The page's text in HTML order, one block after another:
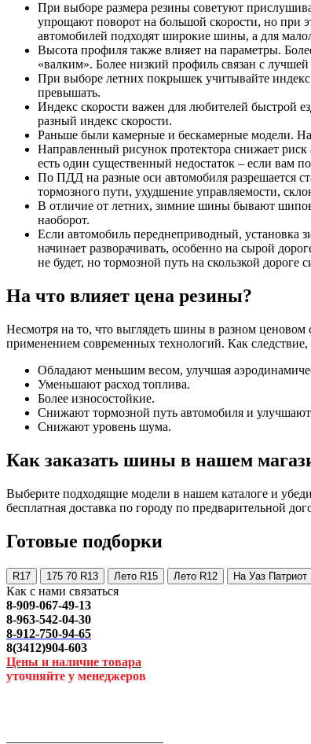
При выборе размера резины советуют
упрощают поворот на большой скорости, но при
автомобилей подходят широкие шины, а для
Высота профиля также влияет на параметры.
«валким». Более низкий профиль связан с
При выборе летних покрышек учитывайте индекс
превышать.
Индекс скорости важен для любителей быстрой
разный индекс скорости.
Раньше были камерные и бескамерные модели. На
Направленный рисунок протектора снижает
есть один существенный недостаток – если вам
По ПДД на разные оси автомобиля разрешается
тормозного пути, ухудшение управляемости,
В отличие от летних, зимние шины бывают
наоборот.
Если автомобиль переднеприводный, установка
начинает разворачивать, особенно на сырой
не будет, но тормозной путь на скользкой дороге
На что влияет цена резины?
Несмотря на то, что выглядеть шины в разном ценовом
применением современных технологий. Как
Обладают меньшим весом, улучшая
Уменьшают расход топлива.
Более износостойкие.
Снижают тормозной путь автомобиля и улучшают
Снижают уровень шума.
Как заказать шины в нашем
Выберите подходящие модели в нашем каталоге и
бесплатная доставка по городу по предварительной
Готовые подборки
R17 175 70 R13 Лето R15 Лето R12 На Уаз Патриот
Как с нами связаться
8-909-067-49-13
8-963-542-04-30
8-912-750-94-65
8(3412)904-603
Цены и наличие товара
уточняйте у менеджеров